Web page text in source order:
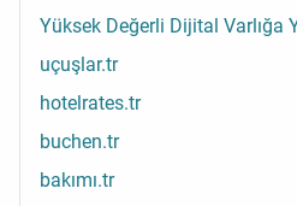
Yüksek Değerli Dijital Varlığa
uçuşlar.tr
hotelrates.tr
buchen.tr
bakımı.tr